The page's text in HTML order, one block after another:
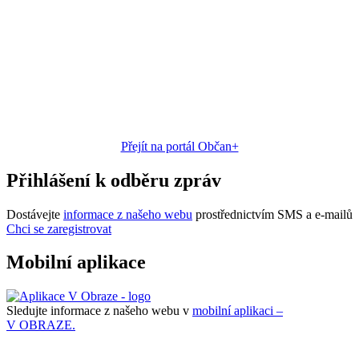
Přejít na portál Občan+
Přihlášení k odběru zpráv
Dostávejte informace z našeho webu prostřednictvím SMS a e-mailů
Chci se zaregistrovat
Mobilní aplikace
Sledujte informace z našeho webu v mobilní aplikaci –
V OBRAZE.